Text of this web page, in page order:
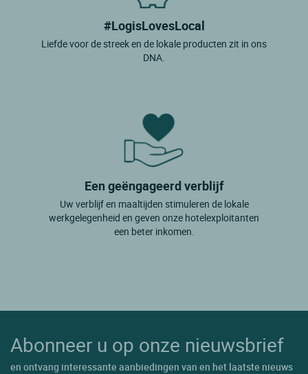
#LogisLovesLocal
Liefde voor de streek en de lokale producten zit in ons
DNA.
Een geëngageerd verblijf
Uw verblijf en maaltijden stimuleren de lokale
werkgelegenheid en geven onze hotelexploitanten
een beter inkomen.
Abonneer u op onze nieuwsbrief
en ontvang interessante aanbiedingen van en het laatste nieuws